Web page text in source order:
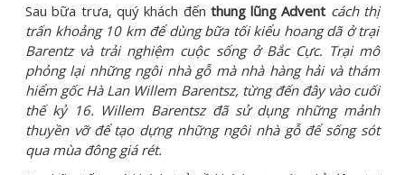
Sau bữa trưa, quý khách đến thung lũng Advent cách thị
trấn khoảng 10 km để dùng bữa tối kiểu hoang dã ở trại
Barentz và trải nghiệm cuộc sống ở Bắc Cực. Trại mô
phỏng lại những ngôi nhà gỗ mà nhà hàng hải và thám
hiểm gốc Hà Lan Willem Barentsz, từng đến đây vào cuối
thế kỷ 16. Willem Barentsz đã sử dụng những mảnh
thuyền vỡ để tạo dựng những ngôi nhà gỗ để sống sót
qua mùa đông giá rét.